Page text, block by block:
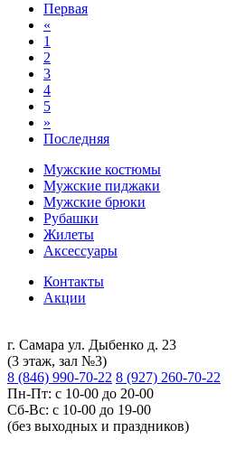
Первая
«
1
2
3
4
5
»
Последняя
Мужские костюмы
Мужские пиджаки
Мужские брюки
Рубашки
Жилеты
Аксессуары
Контакты
Акции
г. Самара ул. Дыбенко д. 23
(3 этаж, зал №3)
8 (846) 990-70-22 8 (927) 260-70-22
Пн-Пт: с 10-00 до 20-00
Сб-Вс: с 10-00 до 19-00
(без выходных и праздников)